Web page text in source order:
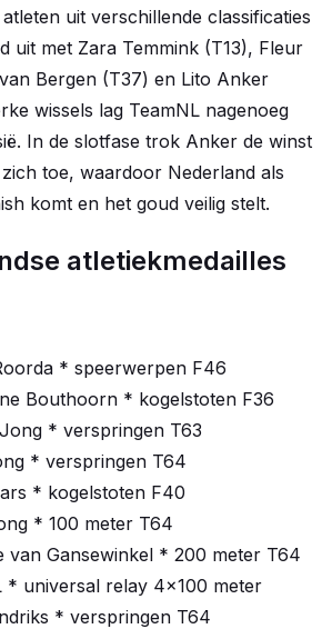
uit verschillende classificaties
uit met Zara Temmink (T13), Fleur
Bergen (T37) en Lito Anker
wissels lag TeamNL nagenoeg
In de slotfase trok Anker de winst
toe, waardoor Nederland als
komt en het goud veilig stelt.
atletiekmedailles
* speerwerpen F46
Bouthoorn * kogelstoten F36
* verspringen T63
* verspringen T64
* kogelstoten F40
* 100 meter T64
van Gansewinkel * 200 meter T64
* universal relay 4x100 meter
* verspringen T64